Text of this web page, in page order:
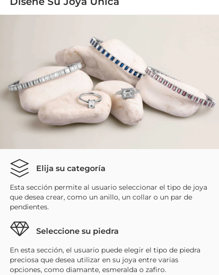
Elija su categoría
Esta sección permite al usuario seleccionar el tipo de joya
que desea crear, como un anillo, un collar o un par de
pendientes.
Seleccione su piedra
En esta sección, el usuario puede elegir el tipo de piedra
preciosa que desea utilizar en su joya entre varias
opciones, como diamante, esmeralda o zafiro.